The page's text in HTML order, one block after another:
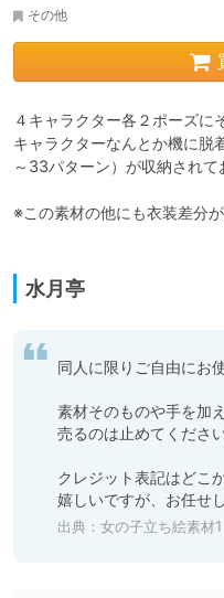
その他
４キャラクター各２ポーズに
キャラクターなんとか機に脱
～33パターン）が収納されて
※この素材の他にも衣装差分
水月亭
同人に限りご自由にお
素材そのものや手を加
売るのは止めてください
クレジット表記はどこ
嬉しいですが、お任せし
出典： 女の子立ち絵素材